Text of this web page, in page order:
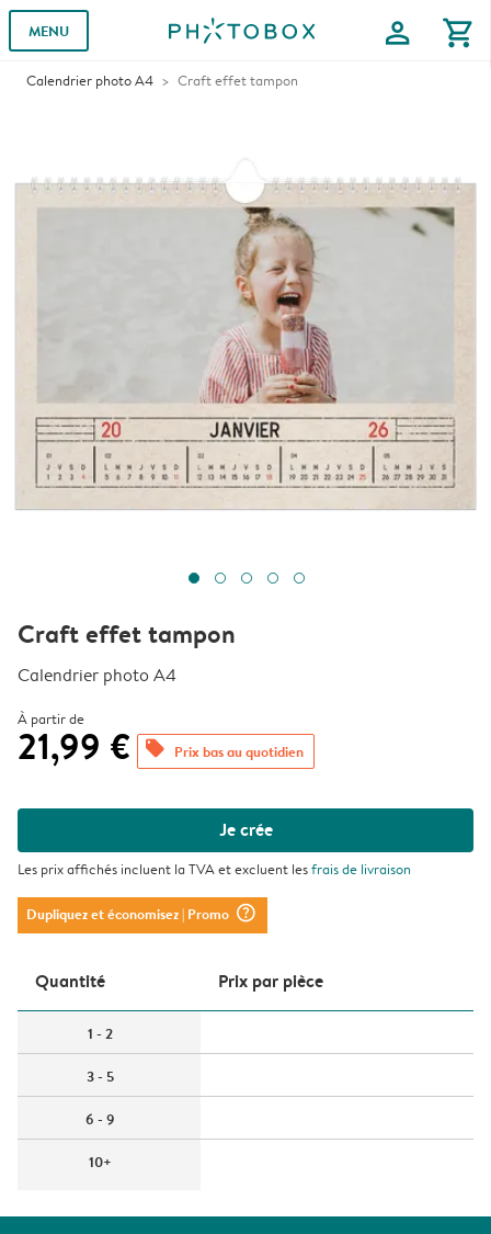
MENU profile shopping_cart
Calendrier photo A4 Craft effet tampon
Craft effet tampon
Calendrier photo A4
À partir de
21,99 € offers Prix bas au quotidien
Je crée
Les prix affichés incluent la TVA et excluent lesfrais de livraison
Dupliquez et économisez| Promo question_mark_circle
Quantité Prix ​​par pièce
1 - 2
3 - 5
6 - 9
10+